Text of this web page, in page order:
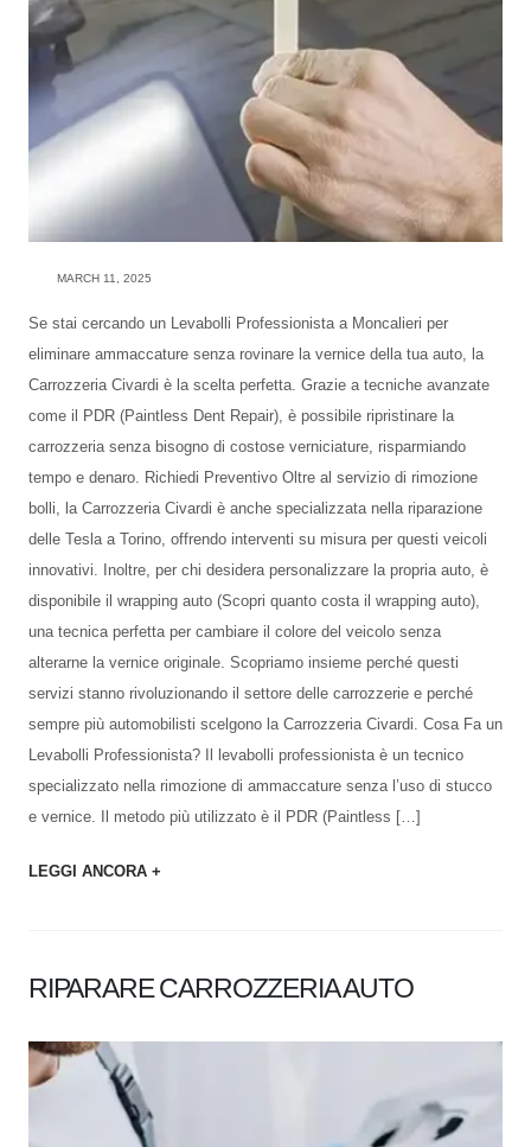
MARCH 11, 2025
Se stai cercando un Levabolli Professionista a Moncalieri per
eliminare ammaccature senza rovinare la vernice della tua auto, la
Carrozzeria Civardi è la scelta perfetta. Grazie a tecniche avanzate
come il PDR (Paintless Dent Repair), è possibile ripristinare la
carrozzeria senza bisogno di costose verniciature, risparmiando
tempo e denaro. Richiedi Preventivo Oltre al servizio di rimozione
bolli, la Carrozzeria Civardi è anche specializzata nella riparazione
delle Tesla a Torino, offrendo interventi su misura per questi veicoli
innovativi. Inoltre, per chi desidera personalizzare la propria auto, è
disponibile il wrapping auto (Scopri quanto costa il wrapping auto),
una tecnica perfetta per cambiare il colore del veicolo senza
alterarne la vernice originale. Scopriamo insieme perché questi
servizi stanno rivoluzionando il settore delle carrozzerie e perché
sempre più automobilisti scelgono la Carrozzeria Civardi. Cosa Fa un
Levabolli Professionista? Il levabolli professionista è un tecnico
specializzato nella rimozione di ammaccature senza l’uso di stucco
e vernice. Il metodo più utilizzato è il PDR (Paintless […]
LEGGI ANCORA +
RIPARARE CARROZZERIA AUTO